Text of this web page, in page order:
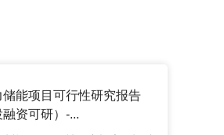
储能项目可行性研究报告
融资可研）-...